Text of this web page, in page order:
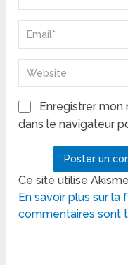
Enregistrer
dans le navigateur
Ce site utilise
En savoir plus sur
commentaires sont